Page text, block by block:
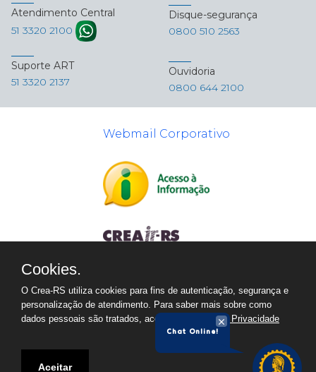
Atendimento Central
51 3320 2100
Disque-segurança
0800 510 2563
Suporte ART
51 3320 2137
Ouvidoria
0800 644 2100
Webmail Corporativo
Chat Online!
Cookies.
O Crea-RS utiliza cookies para fins de autenticação, segurança e
personalização de atendimento. Para saber mais sobre como
dados pessoais são tratados, acesse a
Política de Privacidade
Aceitar